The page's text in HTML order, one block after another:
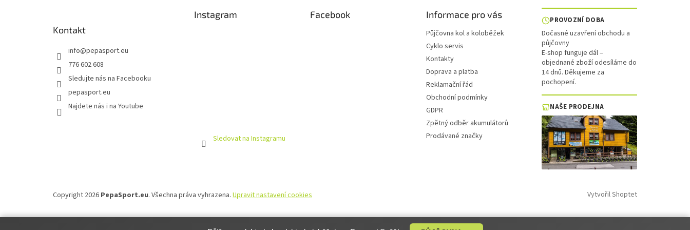
Kontakt
info@pepasport.eu
776 602 608
Sledujte nás na Facebooku
pepasport.eu
Najdete nás i na Youtube
Instagram
Sledovat na Instagramu
Facebook Informace pro vás
Půjčovna kol a koloběžek
Cyklo servis
Kontakty
Doprava a platba
Reklamační řád
Obchodní podmínky
GDPR
Zpětný odběr akumulátorů
Prodávané značky
PROVOZNÍ DOBA
Dočasné uzavření obchodu a
půjčovny
E-shop funguje dál –
objednané zboží odesíláme do
14 dnů. Děkujeme za
pochopení.
NAŠE PRODEJNA
Vytvořil Shoptet
Copyright 2026 PepaSport.eu. Všechna práva vyhrazena. Upravit nastavení cookies